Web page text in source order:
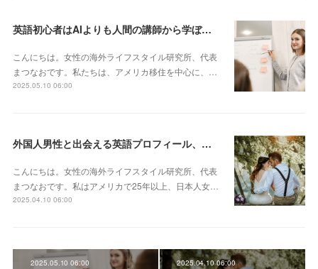
英語初心者はAIよりも人間の講師から学ぼう！まつなおがオンライン英会話で感じ たこと
こんにちは。女性の海外ライフスタイル研究所、代表
まつなおです。私たちは、アメリカ移住を中心に、…
2025.05.10 06:00
外国人男性と出会える英語プロフィール、作成します。マッチングアプリや婚活で使える、海外男性にアピールできるプロフィール文を作りましょう
こんにちは。女性の海外ライフスタイル研究所、代表
まつなおです。私はアメリカで25年以上、日本人女…
2025.04.10 06:00
2025.05.10 06:00 2025.04.10 06:00